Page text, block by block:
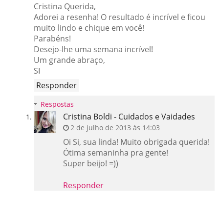
Cristina Querida,
Adorei a resenha! O resultado é incrível e ficou
muito lindo e chique em você!
Parabéns!
Desejo-lhe uma semana incrível!
Um grande abraço,
SI
Responder
Respostas
Cristina Boldi - Cuidados e Vaidades
2 de julho de 2013 às 14:03
Oi Si, sua linda! Muito obrigada querida!
Ótima semaninha pra gente!
Super beijo! =))
Responder